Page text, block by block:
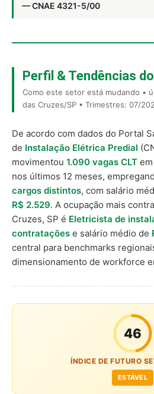
— CNAE 4321-5/00
Perfil & Tendências
Como este setor está mudando •
das Cruzes/SP • Trimestres: 07/
De acordo com dados do Portal
de Instalação Elétrica Predial
movimentou 1.090 vagas CLT
nos últimos 12 meses,
cargos distintos, com salário
R$ 2.529. A ocupação mais
Cruzes, SP é Eletricista de
contratações e salário médio de
central para benchmarks
dimensionamento de workforce
46
ÍNDICE DE FUTURO
ESTÁVEL